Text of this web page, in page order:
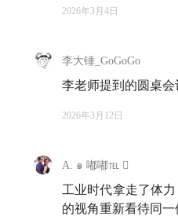
♾️ 大家好，欢迎来到「
这期节目，我和李继刚
不是你知道什么，而是
2026年3月4日
李大锤_GoGoGo
李老师提到的圆桌会
2026年3月12日
A. ๑ 嘟嘟℡ 
工业时代拿走了体
的视角重新看待同